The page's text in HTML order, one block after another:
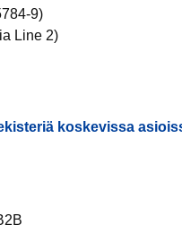
9)
Line 2)
koskevissa